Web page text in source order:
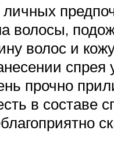
волосы,
волос и
прочно
в составе